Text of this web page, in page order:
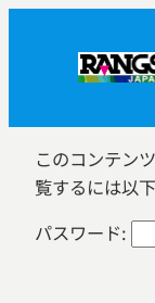
キ
このコンテン
覧するには以
パスワード: